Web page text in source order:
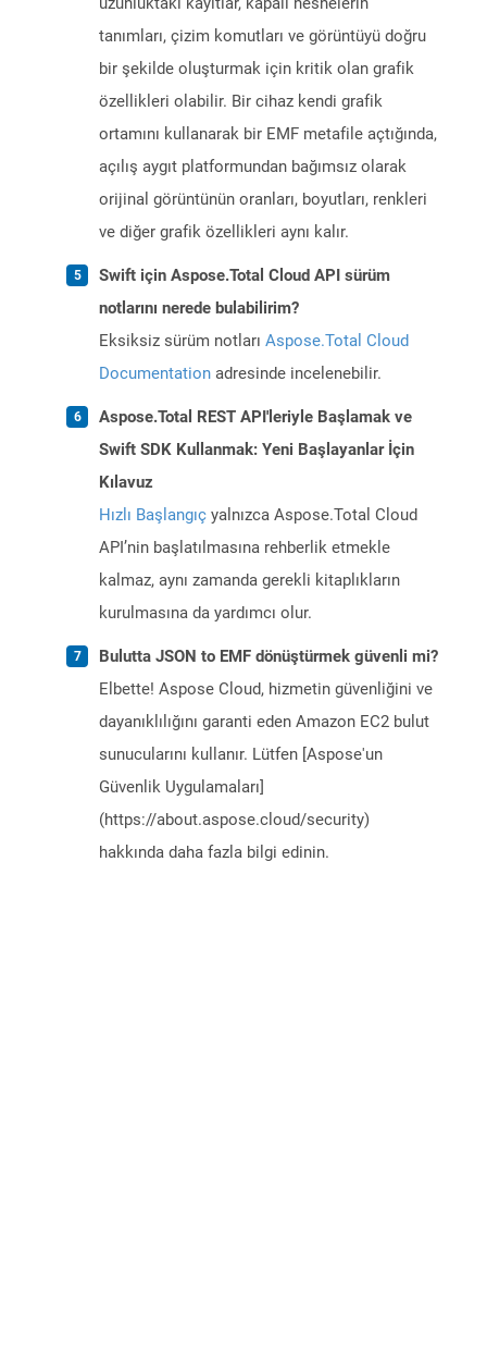
tanımları, çizim komutları ve görüntüyü doğru
bir şekilde oluşturmak için kritik olan grafik
özellikleri olabilir. Bir cihaz kendi grafik
ortamını kullanarak bir EMF metafile açtığında,
açılış aygıt platformundan bağımsız olarak
orijinal görüntünün oranları, boyutları, renkleri
ve diğer grafik özellikleri aynı kalır.
Swift için Aspose.Total Cloud API sürüm
notlarını nerede bulabilirim?
Eksiksiz sürüm notları Aspose.Total Cloud
Documentation adresinde incelenebilir.
Aspose.Total REST API'leriyle Başlamak ve
Swift SDK Kullanmak: Yeni Başlayanlar İçin
Kılavuz
Hızlı Başlangıç yalnızca Aspose.Total Cloud
API’nin başlatılmasına rehberlik etmekle
kalmaz, aynı zamanda gerekli kitaplıkların
kurulmasına da yardımcı olur.
Bulutta JSON to EMF dönüştürmek güvenli mi?
Elbette! Aspose Cloud, hizmetin güvenliğini ve
dayanıklılığını garanti eden Amazon EC2 bulut
sunucularını kullanır. Lütfen [Aspose'un
Güvenlik Uygulamaları]
(https://about.aspose.cloud/security)
hakkında daha fazla bilgi edinin.